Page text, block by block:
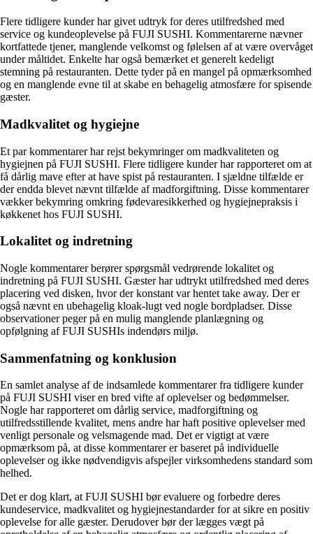
Flere tidligere kunder har givet udtryk for deres utilfredshed med
service og kundeoplevelse på FUJI SUSHI. Kommentarerne nævner
kortfattede tjener, manglende velkomst og følelsen af at være overvåget
under måltidet. Enkelte har også bemærket et generelt kedeligt
stemning på restauranten. Dette tyder på en mangel på opmærksomhed
og en manglende evne til at skabe en behagelig atmosfære for spisende
gæster.
Madkvalitet og hygiejne
Et par kommentarer har rejst bekymringer om madkvaliteten og
hygiejnen på FUJI SUSHI. Flere tidligere kunder har rapporteret om at
få dårlig mave efter at have spist på restauranten. I sjældne tilfælde er
der endda blevet nævnt tilfælde af madforgiftning. Disse kommentarer
vækker bekymring omkring fødevaresikkerhed og hygiejnepraksis i
køkkenet hos FUJI SUSHI.
Lokalitet og indretning
Nogle kommentarer berører spørgsmål vedrørende lokalitet og
indretning på FUJI SUSHI. Gæster har udtrykt utilfredshed med deres
placering ved disken, hvor der konstant var hentet take away. Der er
også nævnt en ubehagelig kloak-lugt ved nogle bordpladser. Disse
observationer peger på en mulig manglende planlægning og
opfølgning af FUJI SUSHIs indendørs miljø.
Sammenfatning og konklusion
En samlet analyse af de indsamlede kommentarer fra tidligere kunder
på FUJI SUSHI viser en bred vifte af oplevelser og bedømmelser.
Nogle har rapporteret om dårlig service, madforgiftning og
utilfredsstillende kvalitet, mens andre har haft positive oplevelser med
venligt personale og velsmagende mad. Det er vigtigt at være
opmærksom på, at disse kommentarer er baseret på individuelle
oplevelser og ikke nødvendigvis afspejler virksomhedens standard som
helhed.
Det er dog klart, at FUJI SUSHI bør evaluere og forbedre deres
kundeservice, madkvalitet og hygiejnestandarder for at sikre en positiv
oplevelse for alle gæster. Derudover bør der lægges vægt på